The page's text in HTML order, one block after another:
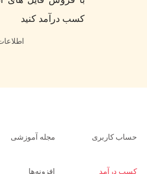
کسب درآمد کنید
حساب کاربری
کسب درآمد
مجله آموزشی
افزونه‌ها